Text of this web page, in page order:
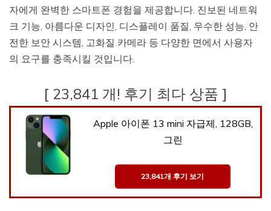
자에게 완벽한 스마트폰 경험을 제공합니다. 진보된 네트워
크 기능, 아름다운 디자인, 디스플레이 품질, 우수한 성능, 안
전한 보안 시스템, 고화질 카메라 등 다양한 면에서 사용자
의 요구를 충족시킬 것입니다.
[ 23,841 개! 후기 최다 상품 ]
Apple 아이폰 13 mini 자급제, 128GB,
그린
23,841개 후기 보기